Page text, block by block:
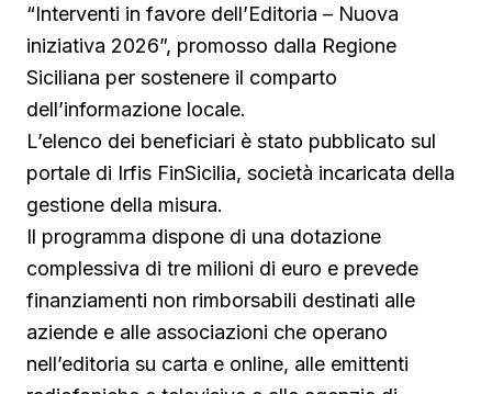
“Interventi in favore dell’Editoria – Nuova
iniziativa 2026”, promosso dalla Regione
Siciliana per sostenere il comparto
dell’informazione locale.
L’elenco dei beneficiari è stato pubblicato sul
portale di Irfis FinSicilia, società incaricata della
gestione della misura.
Il programma dispone di una dotazione
complessiva di tre milioni di euro e prevede
finanziamenti non rimborsabili destinati alle
aziende e alle associazioni che operano
nell’editoria su carta e online, alle emittenti